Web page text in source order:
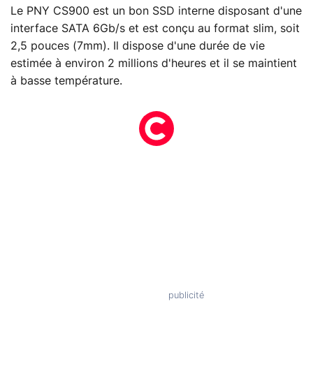
Le PNY CS900 est un bon SSD interne disposant d'une
interface SATA 6Gb/s et est conçu au format slim, soit
2,5 pouces (7mm). Il dispose d'une durée de vie
estimée à environ 2 millions d'heures et il se maintient
à basse température.